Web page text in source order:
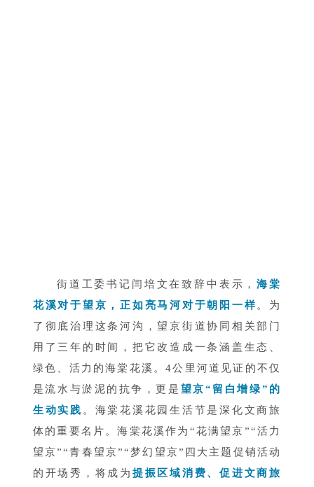
街道工委书记闫培文在致辞中表示，海棠
花溪对于望京，正如亮马河对于朝阳一样。为
了彻底治理这条河沟，望京街道协同相关部门
用了三年的时间，把它改造成一条涵盖生态、
绿色、活力的海棠花溪。4公里河道见证的不仅
是流水与淤泥的抗争，更是 望京“留白增绿”的
生动实践 。海棠花溪花园生活节是深化文商旅
体的重要名片。海棠花溪作为“花满望京”“活力
望京”“青春望京”“梦幻望京”四大主题促销活动
的开场秀，将成为 提振区域消费、促进文商旅